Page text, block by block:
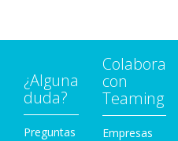
¿Alguna
duda?
Preguntas
Colabora
con
Teaming
Empresas